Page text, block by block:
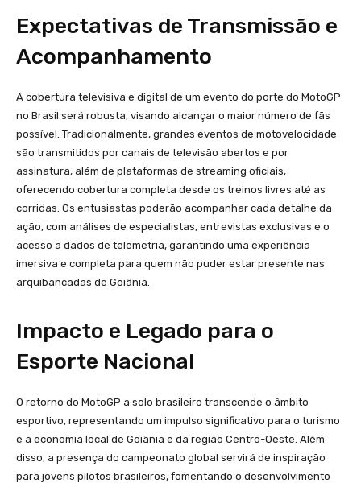
Expectativas de Transmissão e
Acompanhamento
A cobertura televisiva e digital de um evento do porte do MotoGP
no Brasil será robusta, visando alcançar o maior número de fãs
possível. Tradicionalmente, grandes eventos de motovelocidade
são transmitidos por canais de televisão abertos e por
assinatura, além de plataformas de streaming oficiais,
oferecendo cobertura completa desde os treinos livres até as
corridas. Os entusiastas poderão acompanhar cada detalhe da
ação, com análises de especialistas, entrevistas exclusivas e o
acesso a dados de telemetria, garantindo uma experiência
imersiva e completa para quem não puder estar presente nas
arquibancadas de Goiânia.
Impacto e Legado para o
Esporte Nacional
O retorno do MotoGP a solo brasileiro transcende o âmbito
esportivo, representando um impulso significativo para o turismo
e a economia local de Goiânia e da região Centro-Oeste. Além
disso, a presença do campeonato global servirá de inspiração
para jovens pilotos brasileiros, fomentando o desenvolvimento